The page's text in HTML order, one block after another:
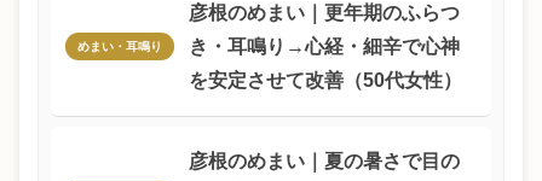
めまい・耳鳴り
彦根のめまい｜更年期のふらつ
き・耳鳴り→心経・細辛で心神
を安定させて改善（50代女性）
彦根のめまい｜夏の暑さで目の